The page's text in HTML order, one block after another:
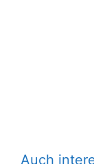
Auch